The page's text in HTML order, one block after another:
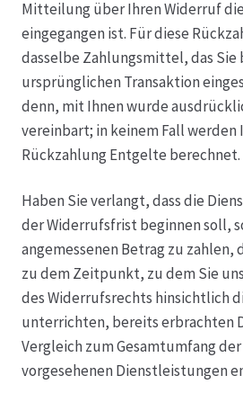
Mitteilung über Ihren Widerruf
eingegangen ist. Für diese
dasselbe Zahlungsmittel, das Sie
ursprünglichen Transaktion
denn, mit Ihnen wurde
vereinbart; in keinem Fall werden
Rückzahlung Entgelte berechnet.
Haben Sie verlangt, dass die
der Widerrufsfrist beginnen soll,
angemessenen Betrag zu zahlen,
zu dem Zeitpunkt, zu dem Sie
des Widerrufsrechts hinsichtlich
unterrichten, bereits erbrachten
Vergleich zum Gesamtumfang
vorgesehenen Dienstleistungen